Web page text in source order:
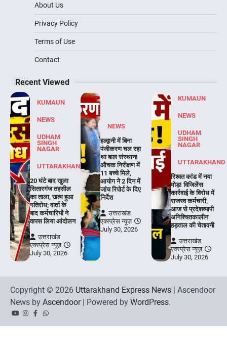
About Us
Privacy Policy
Terms of Use
Contact
Recent Viewed
KUMAUN
NEWS
UDHAM
SINGH
NAGAR
UTTARAKHAND
20 घंटे बाद खुला
सितारगंज तहसील
का ताला, खत्म हुआ
गतिरोध; वार्ता के
बाद कर्मचारियों ने
वापस लिया आंदोलन
उत्तराखंड
एक्स्प्रेस न्यूज़
July 30, 2026
NEWS
हल्द्वानी में बिना
पंजीकरण चल रहा
था बाल संस्थान!
औचक निरीक्षण में
11 बच्चे मिले,
आयोग ने 2 दिन में
जांच रिपोर्ट के दिए
निर्देश
उत्तराखंड
एक्स्प्रेस न्यूज़
July 30, 2026
KUMAUN
NEWS
UDHAM
SINGH
NAGAR
UTTARAKHAND
रिश्वत कांड में नया
मोड़! विजिलेंस
कार्रवाई के विरोध में
राजस्व कर्मचारी,
आज से प्रदेशव्यापी
अनिश्चितकालीन
हड़ताल की चेतावनी
उत्तराखंड
एक्स्प्रेस न्यूज़
July 30, 2026
Copyright © 2026 Uttarakhand Express News | Ascendoor
News by Ascendoor| Powered by WordPress.
YouTubeInstagram
Facebook
Whatsapp